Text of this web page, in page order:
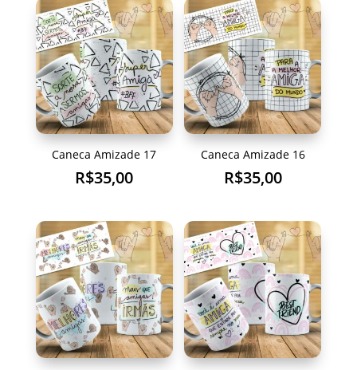
Caneca Amizade 17
R$35,00
Caneca Amizade 16
R$35,00